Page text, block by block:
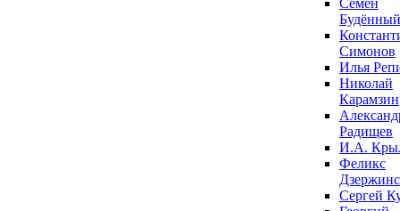
Семён
Будённый
Симонов
Илья
Николай
Карамзин
Радищев
И.А.
Феликс
Сергей